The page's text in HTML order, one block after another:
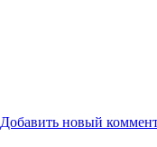
Добавить новый